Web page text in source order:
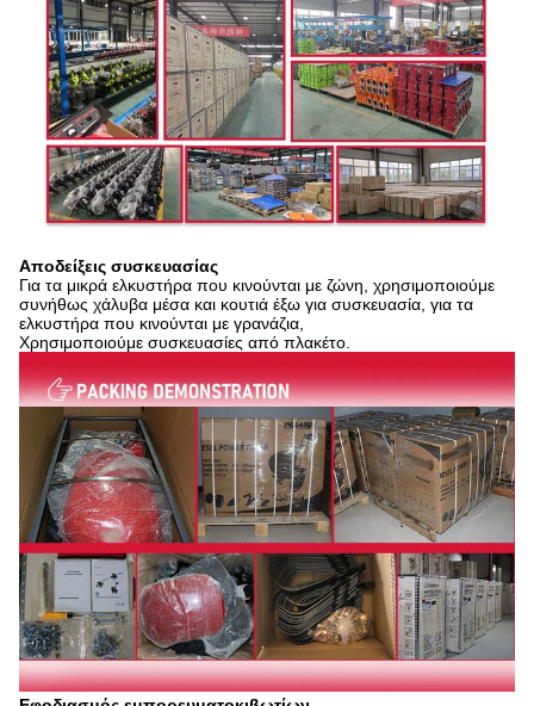
Αποδείξεις συσκευασίας
Για τα μικρά ελκυστήρα που κινούνται με ζώνη, χρησιμοποιούμε
συνήθως χάλυβα μέσα και κουτιά έξω για συσκευασία, για τα
ελκυστήρα που κινούνται με γρανάζια,
Χρησιμοποιούμε συσκευασίες από πλακέτο.